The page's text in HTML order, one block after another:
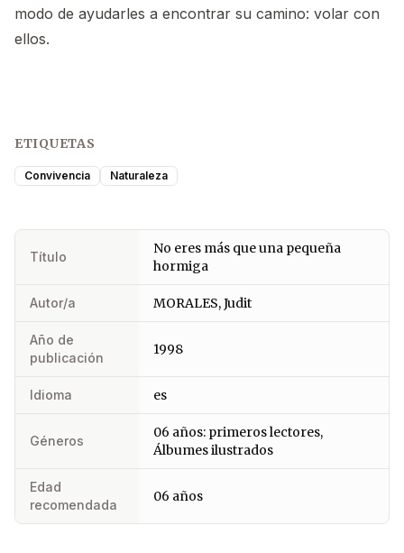
modo de ayudarles a encontrar su camino: volar con
ellos.
ETIQUETAS
Convivencia Naturaleza
Título
No eres más que una pequeña
hormiga
Autor/a MORALES, Judit
Año de
publicación
1998
Idioma es
Géneros
06 años: primeros lectores,
Álbumes ilustrados
Edad
recomendada
06 años